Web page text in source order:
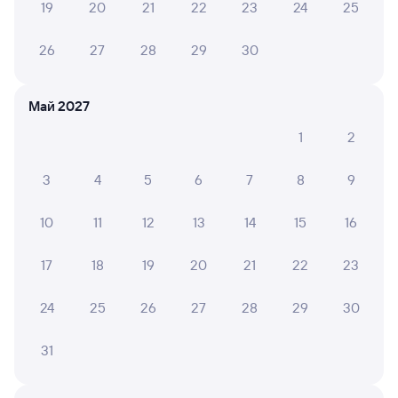
Оформление без регистрации на сайте
Частые вопросы
Что делать, если ошибся при вводе данных
19 20 21 22 23 24 25
26 27 28 29 30
Май 2027
1
2
3 4 5 6 7 8 9
10 11 12 13 14 15 16
17 18 19 20 21 22 23
24 25 26 27 28 29 30
31